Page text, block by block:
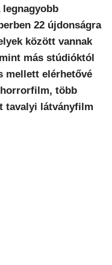
legnagyobb
22 újdonságra
között vannak
más stúdióktól
mellett elérhetővé
több
tavalyi látványfilm